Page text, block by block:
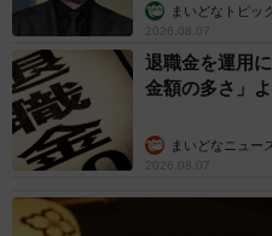
まいどなトピッ
2026.08.07
退職金を運用
金額の多さ」
まいどなニュー
2026.08.07